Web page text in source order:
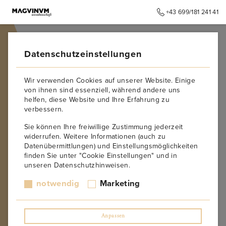
+43 699/181 241 41
Datenschutzeinstellungen
Wir verwenden Cookies auf unserer Website. Einige
von ihnen sind essenziell, während andere uns
helfen, diese Website und Ihre Erfahrung zu
verbessern.
Sie können Ihre freiwillige Zustimmung jederzeit
widerrufen. Weitere Informationen (auch zu
Datenübermittlungen) und Einstellungsmöglichkeiten
finden Sie unter "Cookie Einstellungen" und in
unseren Datenschutzhinweisen.
notwendig Marketing
Anpassen